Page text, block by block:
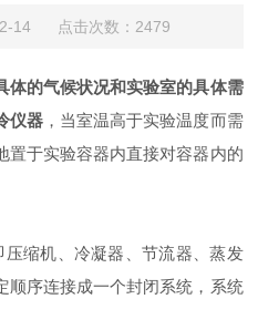
14 点击次数：2479
体的气候状况和实验室的具体需
仪器 ，当室温高于实验温度而需
置于实验容器内直接对容器内的
缩机、冷凝器、节流器、蒸发
顺序连接成一个封闭系统，系统